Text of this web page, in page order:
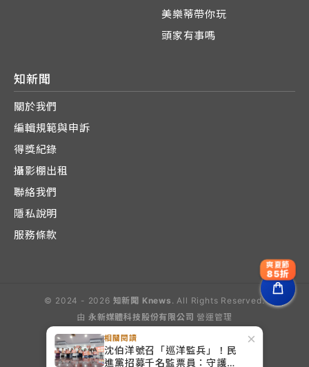
×
相關閱讀
沈伯洋號召「巡洋監兵」！民
進黨招募千名監票員：守護台
美樂蒂帶你玩
頭家有事嗎
知新聞
關於我們
編輯規範與申訴
得獎紀錄
攝影棚出租
聯絡我們
隱私說明
服務條款
© 2024 - 2026 知新聞 Knews . All Rights Reserved.
由 永新媒體科技股份有限公司 營運管理
爽夏節
85折